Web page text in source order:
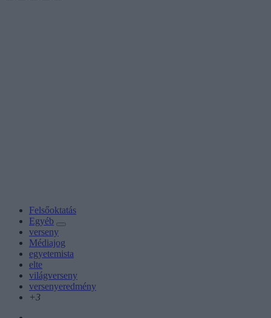
Felsőoktatás
Egyéb
verseny
Médiajog
egyetemista
elte
világverseny
versenyeredmény
+3